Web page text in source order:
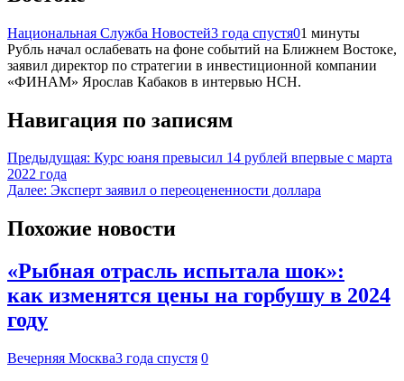
Национальная Служба Новостей3 года спустя01 минуты
Рубль начал ослабевать на фоне событий на Ближнем Востоке,
заявил директор по стратегии в инвестиционной компании
«ФИНАМ» Ярослав Кабаков в интервью НСН.
Навигация по записям
Предыдущая: Курс юаня превысил 14 рублей впервые с марта
2022 года
Далее: Эксперт заявил о переоцененности доллара
Похожие новости
«Рыбная отрасль испытала шок»:
как изменятся цены на горбушу в 2024
году
Вечерняя Москва3 года спустя 0